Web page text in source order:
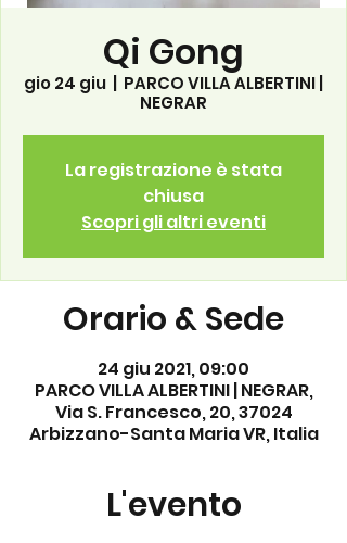
Qi Gong
gio 24 giu
PARCO VILLA ALBERTINI |
NEGRAR
La registrazione è stata
chiusa
Scopri gli altri eventi
Orario & Sede
24 giu 2021, 09:00
PARCO VILLA ALBERTINI | NEGRAR,
Via S. Francesco, 20, 37024
Arbizzano-Santa Maria VR, Italia
L'evento